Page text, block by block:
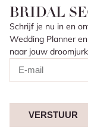
BRIDAL
Schrijf je nu in en
Wedding Planner
naar jouw
VERSTUUR